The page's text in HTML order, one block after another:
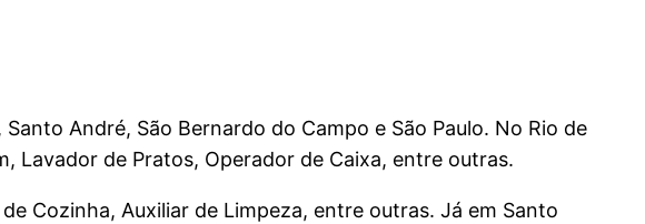
André, São Bernardo do Campo e São Paulo. No Rio de
Lavador de Pratos, Operador de Caixa, entre outras.
Cozinha, Auxiliar de Limpeza, entre outras. Já em Santo